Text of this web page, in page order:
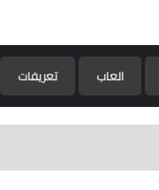
العاب تعريفات